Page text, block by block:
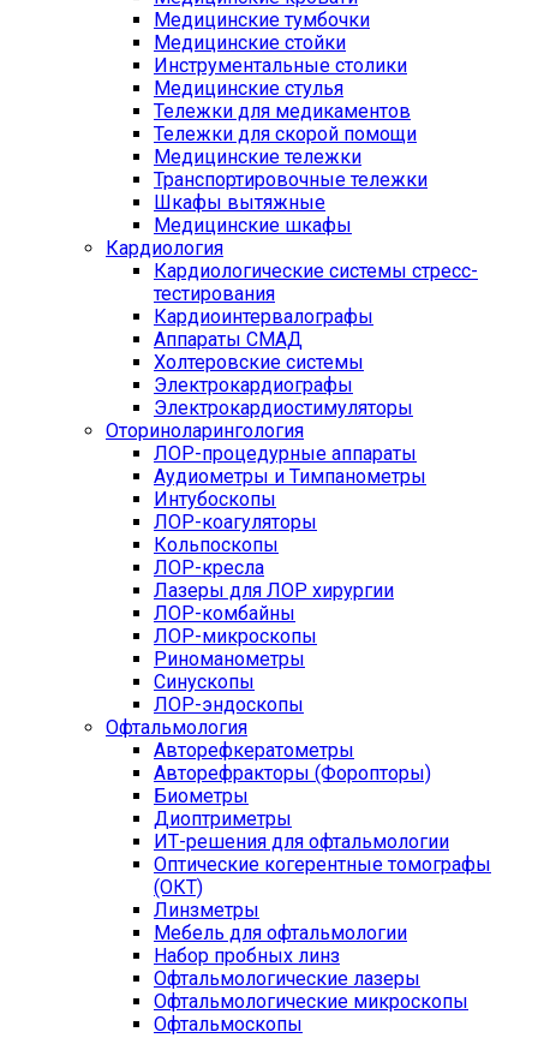
Медицинские тумбочки
Медицинские стойки
Инструментальные столики
Медицинские стулья
Тележки для медикаментов
Тележки для скорой помощи
Медицинские тележки
Транспортировочные тележки
Шкафы вытяжные
Медицинские шкафы
Кардиология
Кардиологические системы стресс-
тестирования
Кардиоинтервалографы
Аппараты СМАД
Холтеровские системы
Электрокардиографы
Электрокардиостимуляторы
Оториноларингология
ЛОР-процедурные аппараты
Аудиометры и Тимпанометры
Интубоскопы
ЛОР-коагуляторы
Кольпоскопы
ЛОР-кресла
Лазеры для ЛОР хирургии
ЛОР-комбайны
ЛОР-микроскопы
Риноманометры
Синускопы
ЛОР-эндоскопы
Офтальмология
Авторефкератометры
Авторефракторы (Форопторы)
Биометры
Диоптриметры
ИТ-решения для офтальмологии
Оптические когерентные томографы
(ОКТ)
Линзметры
Мебель для офтальмологии
Набор пробных линз
Офтальмологические лазеры
Офтальмологические микроскопы
Офтальмоскопы